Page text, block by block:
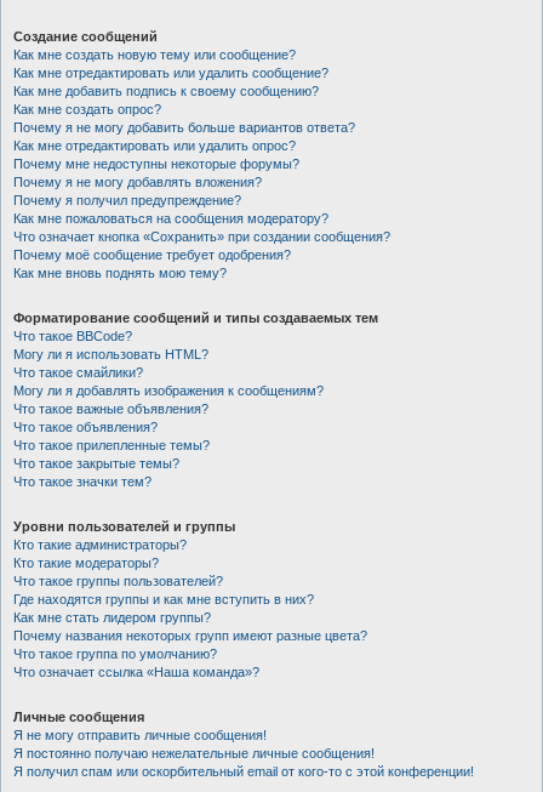
Создание сообщений
Как мне создать новую тему или сообщение?
Как мне отредактировать или удалить сообщение?
Как мне добавить подпись к своему сообщению?
Как мне создать опрос?
Почему я не могу добавить больше вариантов ответа?
Как мне отредактировать или удалить опрос?
Почему мне недоступны некоторые форумы?
Почему я не могу добавлять вложения?
Почему я получил предупреждение?
Как мне пожаловаться на сообщения модератору?
Что означает кнопка «Сохранить» при создании сообщения?
Почему моё сообщение требует одобрения?
Как мне вновь поднять мою тему?
Форматирование сообщений и типы создаваемых тем
Что такое BBCode?
Могу ли я использовать HTML?
Что такое смайлики?
Могу ли я добавлять изображения к сообщениям?
Что такое важные объявления?
Что такое объявления?
Что такое прилепленные темы?
Что такое закрытые темы?
Что такое значки тем?
Уровни пользователей и группы
Кто такие администраторы?
Кто такие модераторы?
Что такое группы пользователей?
Где находятся группы и как мне вступить в них?
Как мне стать лидером группы?
Почему названия некоторых групп имеют разные цвета?
Что такое группа по умолчанию?
Что означает ссылка «Наша команда»?
Личные сообщения
Я не могу отправить личные сообщения!
Я постоянно получаю нежелательные личные сообщения!
Я получил спам или оскорбительный email от кого-то с этой конференции!